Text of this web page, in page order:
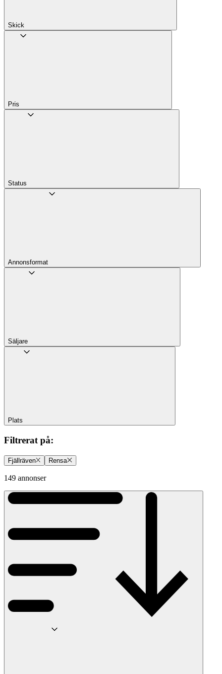
Skick
Pris
Status
Annons­format
Säljare
Plats
Filtrerat på:
Fjällräven Rensa
149 annonser